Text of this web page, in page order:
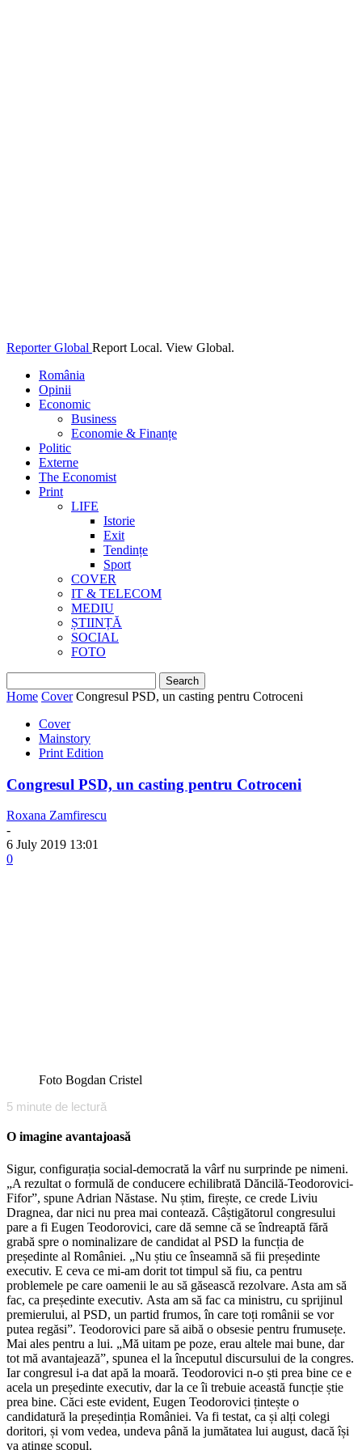
Reporter Global Report Local. View Global.
România
Opinii
Economic
Business
Economie & Finanțe
Politic
Externe
The Economist
Print
LIFE
Istorie
Exit
Tendințe
Sport
COVER
IT & TELECOM
MEDIU
ȘTIINȚĂ
SOCIAL
FOTO
Home Cover Congresul PSD, un casting pentru Cotroceni
Cover
Mainstory
Print Edition
Congresul PSD, un casting pentru Cotroceni
Roxana Zamfirescu
-
6 July 2019 13:01
0
Foto Bogdan Cristel
5 minute de lectură
O imagine avantajoasă
Sigur, configurația social-democrată la vârf nu surprinde pe nimeni.
„A rezultat o formulă de conducere echilibrată Dăncilă-Teodorovici-
Fifor”, spune Adrian Năstase. Nu știm, firește, ce crede Liviu
Dragnea, dar nici nu prea mai contează. Câștigătorul congresului
pare a fi Eugen Teodorovici, care dă semne că se îndreaptă fără
grabă spre o nominalizare de candidat al PSD la funcția de
președinte al României. „Nu știu ce înseamnă să fii președinte
executiv. E ceva ce mi-am dorit tot timpul să fiu, ca pentru
problemele pe care oamenii le au să găsească rezolvare. Asta am să
fac, ca președinte executiv. Asta am să fac ca ministru, cu sprijinul
premierului, al PSD, un partid frumos, în care toți românii se vor
putea regăsi”. Teodorovici pare să aibă o obsesie pentru frumusețe.
Mai ales pentru a lui. „Mă uitam pe poze, erau altele mai bune, dar
tot mă avantajează”, spunea el la începutul discursului de la congres.
Iar congresul i-a dat apă la moară. Teodorovici n-o ști prea bine ce e
acela un președinte executiv, dar la ce îi trebuie această funcție știe
prea bine. Căci este evident, Eugen Teodorovici țintește o
candidatură la președinția României. Va fi testat, ca și alți colegi
doritori, și vom vedea, undeva până la jumătatea lui august, dacă își
va atinge scopul.